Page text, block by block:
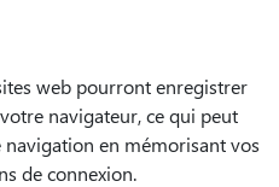
web pourront enregistrer
navigateur, ce qui peut
en mémorisant vos
de connexion.